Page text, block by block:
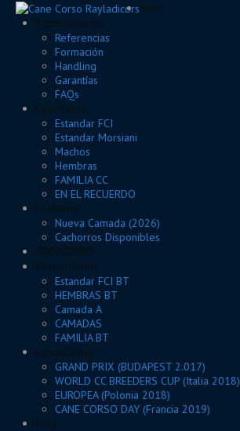
Inicio
Sobre nosotros
Referencias
Formación
Handling
Garantías
FAQs
Cane Corso
Estandar FCI
Estandar Morsiani
Machos
Hembras
FAMILIA CC
EN EL RECUERDO
Cachorros
Nueva Camada (2026)
Cachorros Disponibles
ADOPCIONES
Boston Terrier
Estandar FCI BT
HEMBRAS BT
Camada A
CAMADAS
FAMILIA BT
Exposiciones
GRAND PRIX (BUDAPEST 2.017)
WORLD CC BREEDERS CUP (Italia 2018)
EUROPEA (Polonia 2018)
CANE CORSO DAY (Francia 2019)
Blog